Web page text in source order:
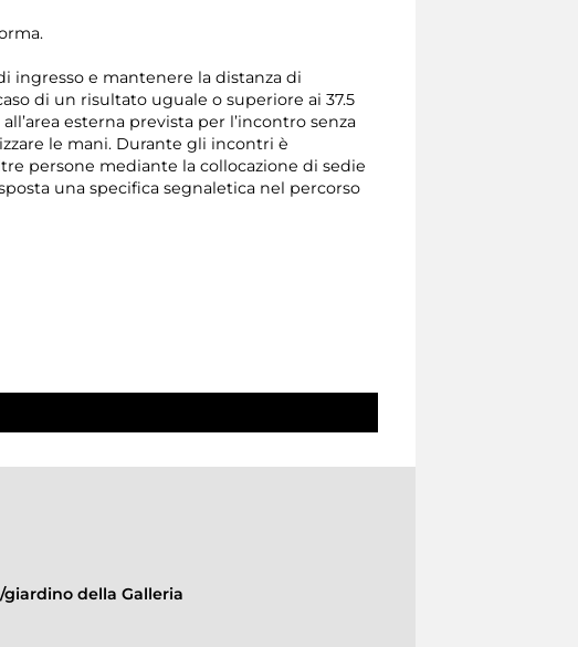
ingresso e mantenere la distanza di
di un risultato uguale o superiore ai 37.5
esterna prevista per l’incontro senza
le mani. Durante gli incontri è
persone mediante la collocazione di sedie
una specifica segnaletica nel percorso
giardino della Galleria